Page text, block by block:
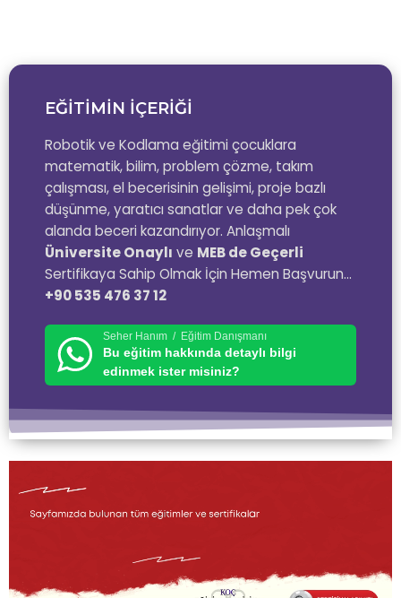
EĞİTİMİN İÇERİĞİ
Robotik ve Kodlama eğitimi çocuklara
matematik, bilim, problem çözme, takım
çalışması, el becerisinin gelişimi, proje bazlı
düşünme, yaratıcı sanatlar ve daha pek çok
alanda beceri kazandırıyor. Anlaşmalı
Üniversite Onaylı ve MEB de Geçerli
Sertifikaya Sahip Olmak İçin Hemen Başvurun…
+90 535 476 37 12
Seher Hanım / Eğitim Danışmanı
Bu eğitim hakkında detaylı bilgi
edinmek ister misiniz?